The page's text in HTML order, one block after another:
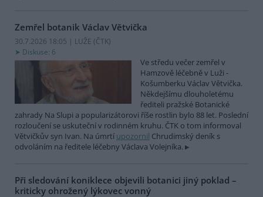
Zemřel botanik Václav Větvička
30.7.2026 18:05 | LUŽE (ČTK)
Diskuse: 6
Ve středu večer zemřel v
Hamzově léčebně v Luži -
Košumberku Václav Větvička.
Někdejšímu dlouholetému
řediteli pražské Botanické
zahrady Na Slupi a popularizátorovi říše rostlin bylo 88 let. Poslední
rozloučení se uskuteční v rodinném kruhu. ČTK o tom informoval
Větvičkův syn Ivan. Na úmrtí upozornil Chrudimský deník s
odvoláním na ředitele léčebny Václava Volejníka.
Při sledování koniklece objevili botanici jiný poklad –
kriticky ohrožený lýkovec vonný